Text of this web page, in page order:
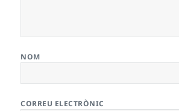
NOM
CORREU ELECTRÒNIC